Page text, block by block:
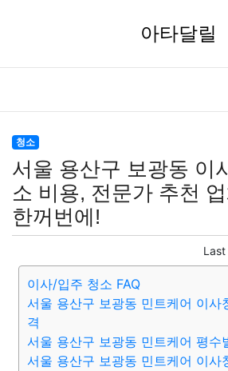
아타달릴
청소
서울 용산구 보광동 이
소 비용, 전문가 추천
한꺼번에!
이사/입주 청소 FAQ
서울 용산구 보광동 민트케어 이사
격
서울 용산구 보광동 민트케어 평수
서울 용산구 보광동 민트케어 이사